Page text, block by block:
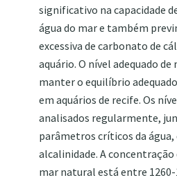
significativo na capacidade
água do mar e também
excessiva de carbonato de
aquário. O nível adequado
manter o equilíbrio
em aquários de recife. Os
analisados ​​regularmente,
parâmetros críticos da água,
alcalinidade. A concentração
mar natural está entre